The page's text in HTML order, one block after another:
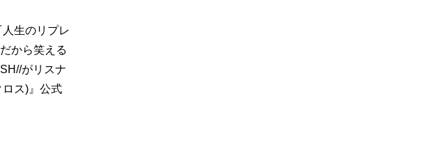
生のリプレ
から笑える
がリスナ
ス)』公式